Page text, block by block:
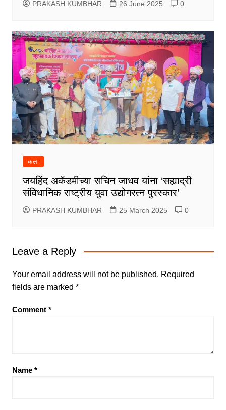
PRAKASH KUMBHAR 26 June 2025 0
कला
जयहिंद अकॅडमीच्या सचिन जाधव यांना ‘सह्याद्री
संविधानिक राष्ट्रीय युवा उद्योगरत्न पुरस्कार’
PRAKASH KUMBHAR 25 March 2025 0
Leave a Reply
Your email address will not be published. Required
fields are marked *
Comment *
Name *